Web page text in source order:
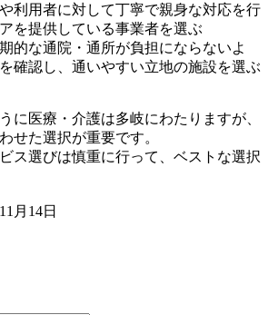
利用者に対して丁寧で親身な対応を行
を提供している事業者を選ぶ
的な通院・通所が負担にならないよ
確認し、通いやすい立地の施設を選ぶ
に医療・介護は多岐にわたりますが、
せた選択が重要です。
ス選びは慎重に行って、ベストな選択
月14日